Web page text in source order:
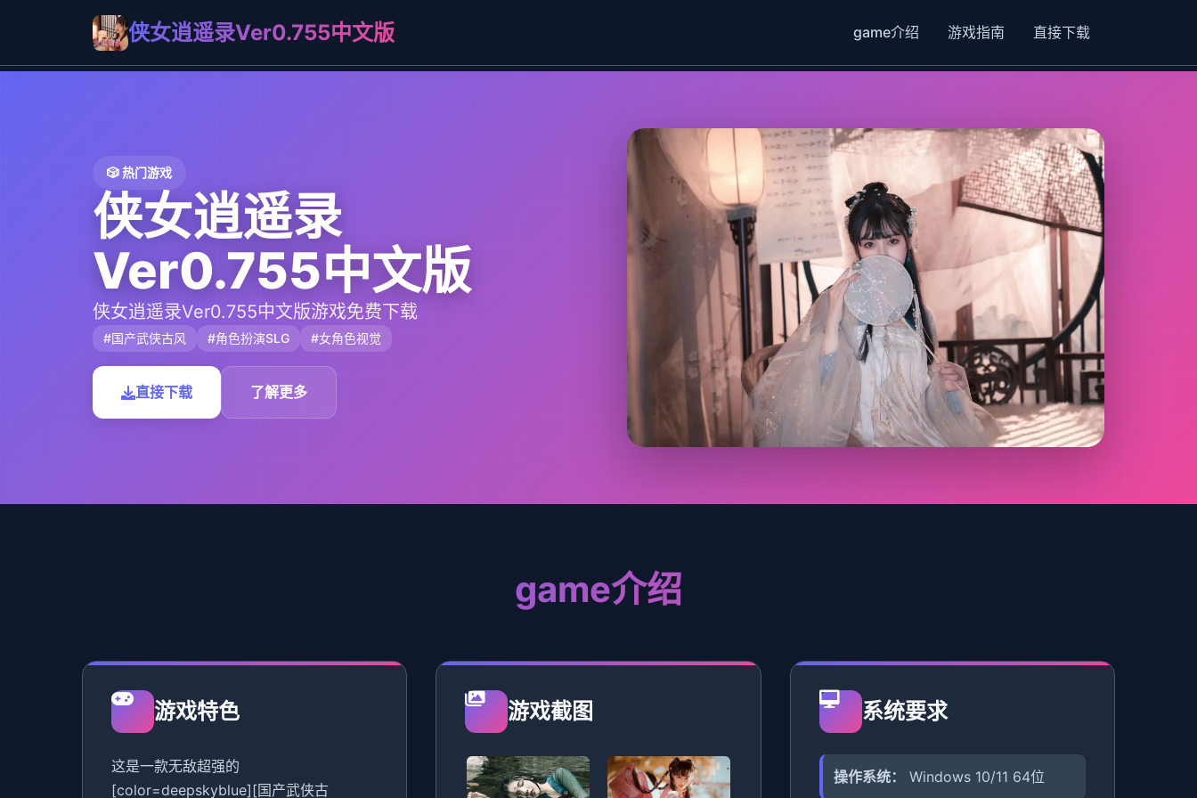
侠女逍遥录Ver0.755中文版 game介绍 游戏指南 直接下载
🎲 热门游戏
侠女逍遥录
Ver0.755中文版
侠女逍遥录Ver0.755中文版游戏免费下载
#国产武侠古风 #角色扮演SLG #女角色视觉
直接下载 了解更多
game介绍
游戏特色
这是一款无敌超强的
[color=deepskyblue][国产武侠古
游戏截图 系统要求
操作系统： Windows 10/11 64位